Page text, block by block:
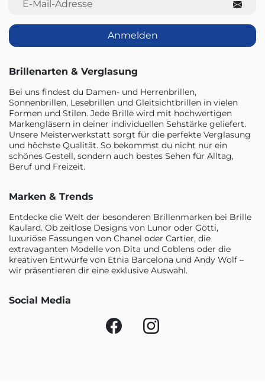
Anmelden
Brillenarten & Verglasung
Bei uns findest du Damen- und Herrenbrillen,
Sonnenbrillen, Lesebrillen und Gleitsichtbrillen in vielen
Formen und Stilen. Jede Brille wird mit hochwertigen
Markengläsern in deiner individuellen Sehstärke geliefert.
Unsere Meisterwerkstatt sorgt für die perfekte Verglasung
und höchste Qualität. So bekommst du nicht nur ein
schönes Gestell, sondern auch bestes Sehen für Alltag,
Beruf und Freizeit.
Marken & Trends
Entdecke die Welt der besonderen Brillenmarken bei Brille
Kaulard. Ob zeitlose Designs von Lunor oder Götti,
luxuriöse Fassungen von Chanel oder Cartier, die
extravaganten Modelle von Dita und Coblens oder die
kreativen Entwürfe von Etnia Barcelona und Andy Wolf –
wir präsentieren dir eine exklusive Auswahl.
Social Media